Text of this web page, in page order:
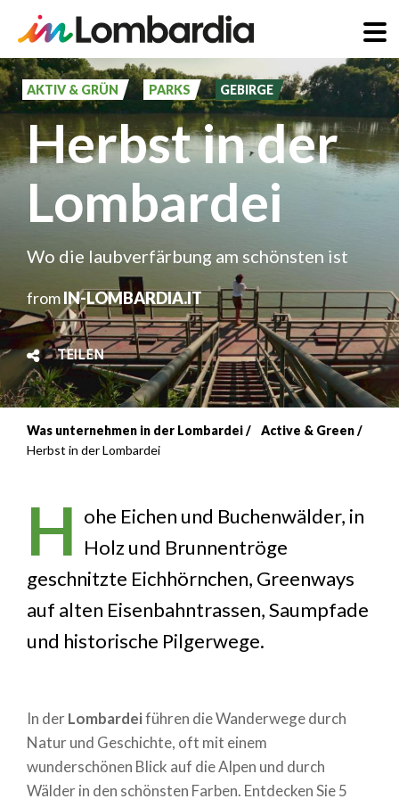
Direkt
zum
Inhalt
AKTIV & GRÜN PARKS GEBIRGE
Herbst in der
Lombardei
Wo die laubverfärbung am schönsten ist
fromIN-LOMBARDIA.IT
TEILEN
Breadcrumb
Was unternehmen in der Lombardei
Active & Green
Herbst in der Lombardei
H ohe Eichen und Buchenwälder, in
Holz und Brunnentröge
geschnitzte Eichhörnchen, Greenways
auf alten Eisenbahntrassen, Saumpfade
und historische Pilgerwege.
In derLombardeiführen die Wanderwege durch
Natur und Geschichte, oft mit einem
wunderschönen Blick auf die Alpen und durch
Wälder in den schönsten Farben. Entdecken Sie 5